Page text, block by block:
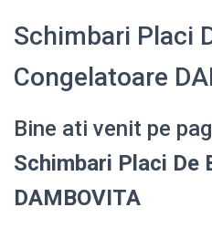
Schimbari Placi
Congelatoare
Bine ati venit pe
Schimbari Placi De
DAMBOVITA